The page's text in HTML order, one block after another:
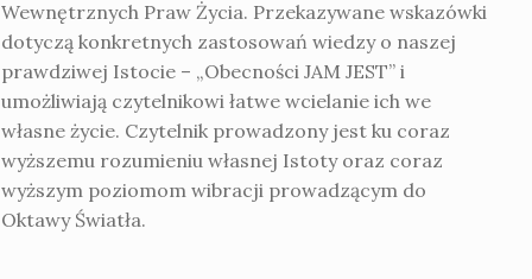
Wewnętrznych Praw Życia. Przekazywane wskazówki
dotyczą konkretnych zastosowań wiedzy o naszej
prawdziwej Istocie – „Obecności JAM JEST” i
umożliwiają czytelnikowi łatwe wcielanie ich we
własne życie. Czytelnik prowadzony jest ku coraz
wyższemu rozumieniu własnej Istoty oraz coraz
wyższym poziomom wibracji prowadzącym do
Oktawy Światła.